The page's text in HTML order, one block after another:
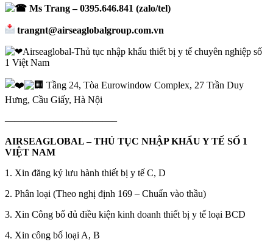
Ms Trang – 0395.646.841 (zalo/tel)
trangnt@airseaglobalgroup.com.vn
Airseaglobal-Thủ tục nhập khẩu thiết bị y tế chuyên nghiệp số
1 Việt Nam
Tầng 24, Tòa Eurowindow Complex, 27 Trần Duy
Hưng, Cầu Giấy, Hà Nội
———————————–
AIRSEAGLOBAL – THỦ TỤC NHẬP KHẨU Y TẾ SỐ 1
VIỆT NAM
1. Xin đăng ký lưu hành thiết bị y tế C, D
2. Phân loại (Theo nghị định 169 – Chuẩn vào thầu)
3. Xin Công bố đủ điều kiện kinh doanh thiết bị y tế loại BCD
4. Xin công bố loại A, B